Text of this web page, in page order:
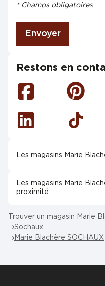
* Champs obligatoires
Envoyer
Restons en
Facebook Pinterest
Linkedin Tiktok
Les magasins Marie
Les magasins Marie
proximité
Trouver un magasin Marie
Sochaux
Marie Blachère SOCHAUX